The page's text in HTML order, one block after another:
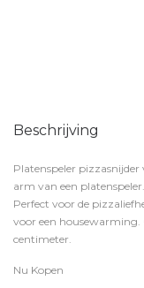
Beschrijving
Platenspeler pizzasnijder
arm van een
Perfect voor de
voor een housewarming.
centimeter.
Nu Kopen